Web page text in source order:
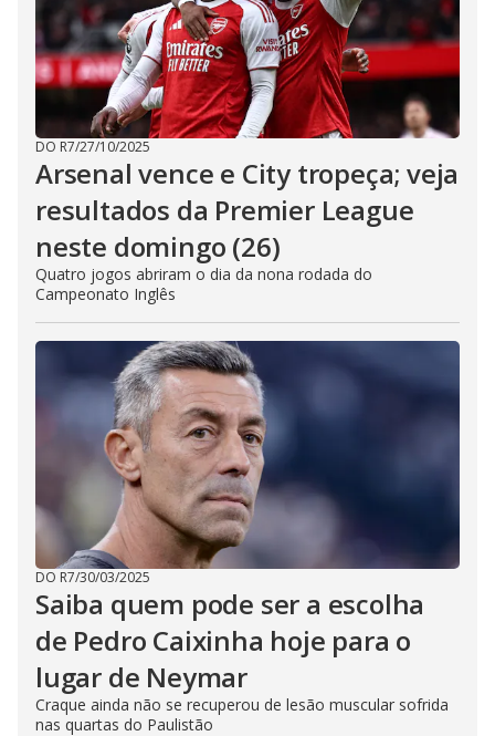
DO R7/27/10/2025
Arsenal vence e City tropeça; veja
resultados da Premier League
neste domingo (26)
Quatro jogos abriram o dia da nona rodada do
Campeonato Inglês
DO R7/30/03/2025
Saiba quem pode ser a escolha
de Pedro Caixinha hoje para o
lugar de Neymar
Craque ainda não se recuperou de lesão muscular sofrida
nas quartas do Paulistão